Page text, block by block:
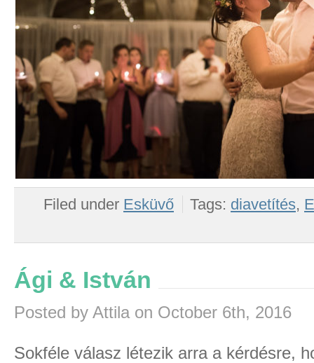
Filed under Esküvő Tags: diavetítés,
Ági & István
Posted by Attila on October 6th, 2016
Sokféle válasz létezik arra a kérdésre,